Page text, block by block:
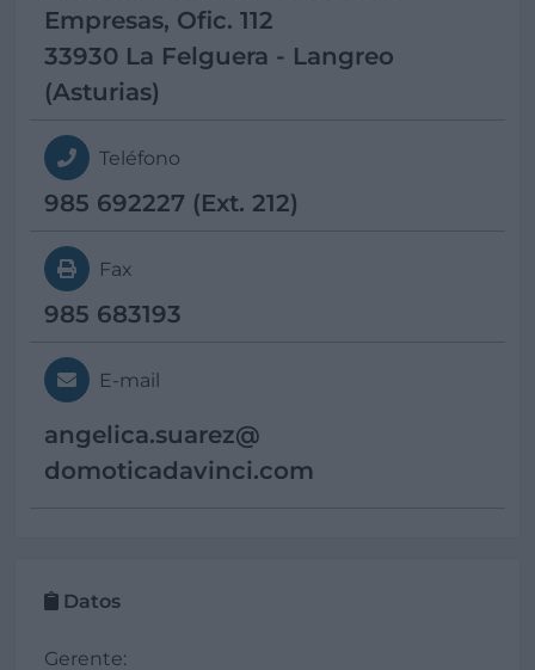
Empresas, Ofic. 112
33930 La Felguera - Langreo
(Asturias)
Teléfono
985 692227 (Ext. 212)
Fax
985 683193
E-mail
angelica.suarez@
domoticadavinci.com
Datos
Gerente: